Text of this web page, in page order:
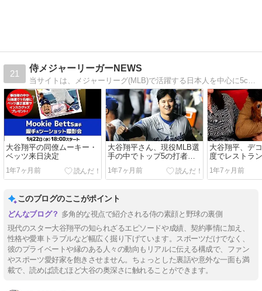
21
侍メジャーリーガーNEWS
当サイトは、メジャーリーグ(MLB)で活躍する日本人を中心に5chやTwitterの声をまとめています。
大谷翔平の同僚ムーキー・
ベッツ来日決定
1年7ヶ月前
大谷翔平さん、現役MLB選
手の中でトップ5の打者で
あると同時にトップ3の投
手でもあると判明
1年7ヶ月前
大谷翔平、デ
度でレストラ
の奥様に敗れ
1年7ヶ月前
このブログのここがポイント
多角的な視点で紹介される侍の素顔と野球の裏側
現代のスター大谷翔平の知られざるエピソードや成績、契約事情に加え、
性格や愛車トラブルなど幅広く掘り下げています。スポーツだけでなく、
彼のプライベートや縁のある人々の動向もリアルに伝える構成で、ファン
やスポーツ愛好家を飽きさせません。ちょっとした裏話や意外な一面も満
載で、読めば読むほど大谷の奥深さに触れることができます。